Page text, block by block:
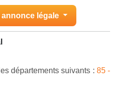
légale
départements suivants : 85 -